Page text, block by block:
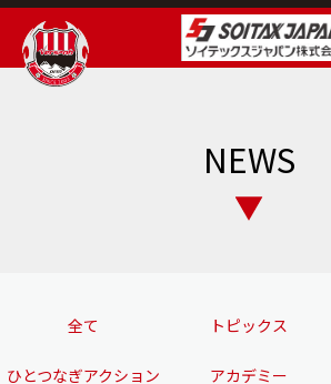
NEWS
全て トピックス
ひとつなぎアクション アカデミー